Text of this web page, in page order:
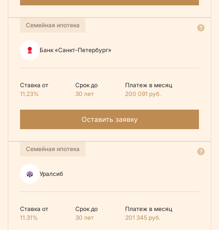
Семейная ипотека
Банк «Санкт-Петербург»
Ставка от
11.23%
Срок до
30 лет
Платеж в месяц
200 091 руб.
Оставить заявку
Семейная ипотека
Уралсиб
Ставка от
11.31%
Срок до
30 лет
Платеж в месяц
201 345 руб.